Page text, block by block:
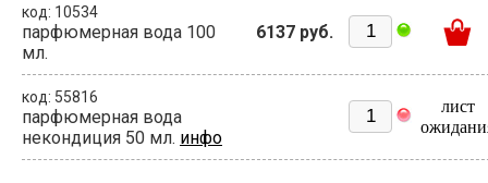
код: 10534
парфюмерная вода 100
мл.
6137 руб.
код: 55816
парфюмерная вода
некондиция 50 мл. инфо
лист